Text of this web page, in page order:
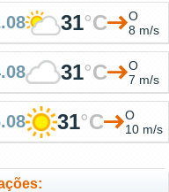
31°C
O
8 m/s
31°C
O
7 m/s
31°C
O
10 m/s